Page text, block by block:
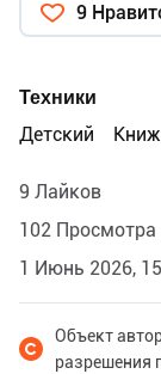
9
Техники
Детский
9 Лайков
102 Просмотра
1 Июнь 2026,
Объект
разрешения